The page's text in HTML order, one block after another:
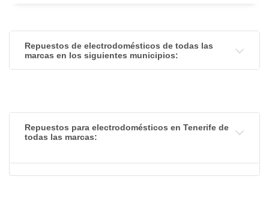
Repuestos de electrodomésticos de todas las
marcas en los siguientes municipios:
Repuestos para electrodomésticos en Tenerife de
todas las marcas: